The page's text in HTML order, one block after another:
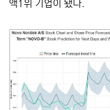
액1위 기업이 됐다.